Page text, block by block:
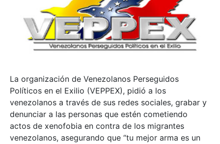
La organización de Venezolanos Perseguidos
Políticos en el Exilio (VEPPEX), pidió a los
venezolanos a través de sus redes sociales, grabar y
denunciar a las personas que estén cometiendo
actos de xenofobia en contra de los migrantes
venezolanos, asegurando que “tu mejor arma es un